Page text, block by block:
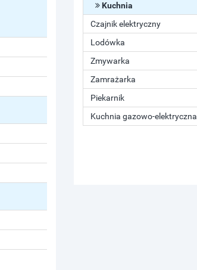
Kuchnia
Czajnik elektryczny
Lodówka
Zmywarka
Zamrażarka
Piekarnik
Kuchnia gazowo-elektryczna